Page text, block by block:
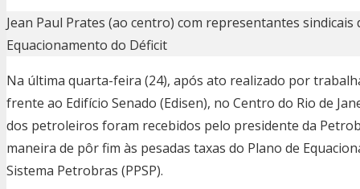
Jean Paul Prates (ao centro) com representantes
Equacionamento do Déficit
Na última quarta-feira (24), após ato realizado por
frente ao Edifício Senado (Edisen), no Centro do Rio de
dos petroleiros foram recebidos pelo presidente da
maneira de pôr fim às pesadas taxas do Plano de
Sistema Petrobras (PPSP).